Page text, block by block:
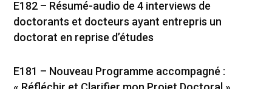
E182 – Résumé-audio de 4 interviews de
doctorants et docteurs ayant entrepris un
doctorat en reprise d’études
E181 – Nouveau Programme accompagné :